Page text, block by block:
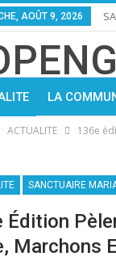
AOÛT 9, 2026
LA
ACTUALITE 136e
SANCTUAIRE
Édition
Marchons